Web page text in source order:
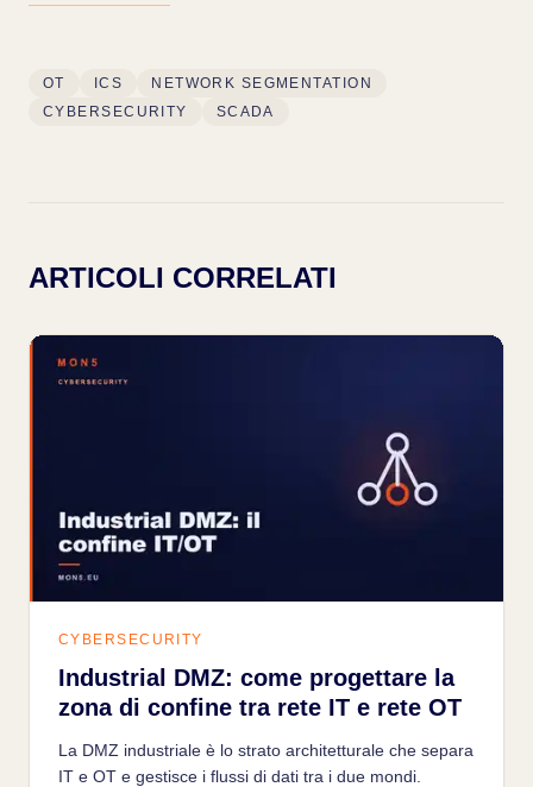
OT ICS
NETWORK SEGMENTATION
CYBERSECURITY
SCADA
ARTICOLI CORRELATI
CYBERSECURITY
Industrial DMZ: come progettare la
zona di confine tra rete IT e rete OT
La DMZ industriale è lo strato architetturale che separa
IT e OT e gestisce i flussi di dati tra i due mondi.